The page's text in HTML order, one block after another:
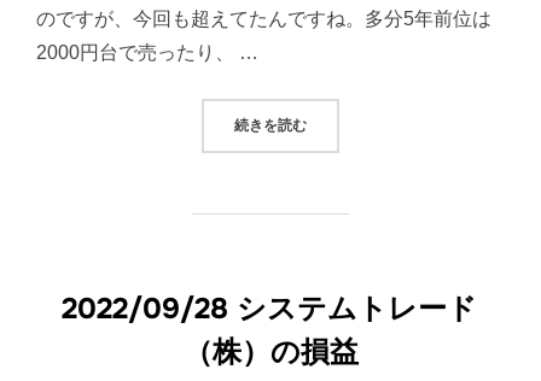
のですが、今回も超えてたんですね。多分5年前位は
2000円台で売ったり、 …
続きを読む“最近のダブルスコープの値動き凄
2022/09/28 システムトレード
（株）の損益